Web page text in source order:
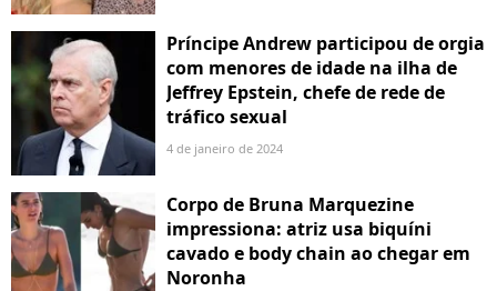
Príncipe Andrew participou de orgia
com menores de idade na ilha de
Jeffrey Epstein, chefe de rede de
tráfico sexual
4 de janeiro de 2024
Corpo de Bruna Marquezine
impressiona: atriz usa biquíni
cavado e body chain ao chegar em
Noronha